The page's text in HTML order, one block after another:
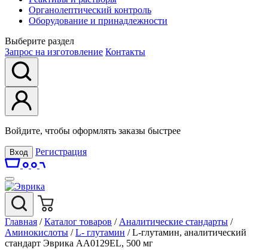
Органолептический контроль
Оборудование и принадлежности
Выберите раздел
Запрос на изготовление Контакты
Войдите, чтобы оформлять заказы быстрее
Вход Регистрация
Главная / Каталог товаров / Аналитические стандарты /
Аминокислоты / L- глутамин / L-глутамин, аналитический
стандарт Эврика AA0129EL, 500 мг